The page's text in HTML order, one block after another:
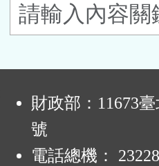
鈕
財政部：11673
號
電話總機：